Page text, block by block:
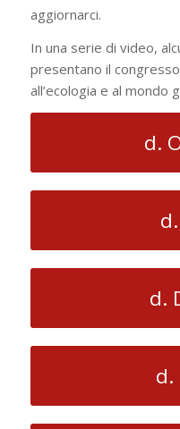
aggiornarci.
In una serie di video,
presentano il
all’ecologia e al mondo
d.
d.
d.